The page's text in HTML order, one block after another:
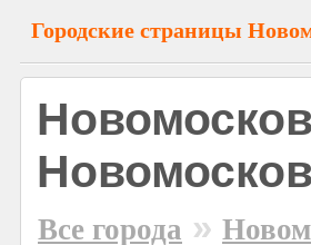
Городские страницы
Все города »